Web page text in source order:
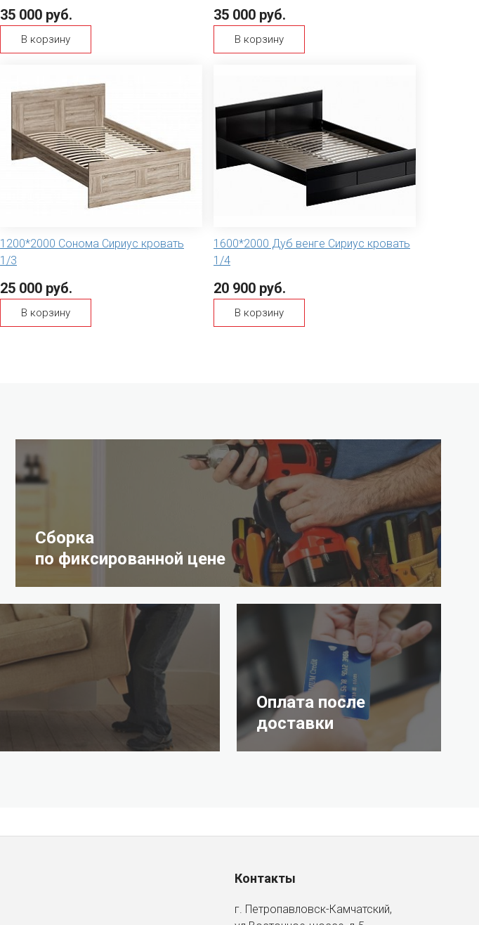
35 000 руб.
В корзину
35 000 руб.
В корзину
1200*2000 Сонома Сириус кровать
1/3
25 000 руб.
В корзину
1600*2000 Дуб венге Сириус кровать
1/4
20 900 руб.
В корзину
Оплата после
доставки
Сборка
по фиксированной цене
Контакты
г. Петропавловск-Камчатский,